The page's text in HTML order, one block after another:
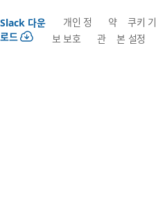
Slack 다운
로드
개인 정
보 보호
약
관
쿠키 기
본 설정